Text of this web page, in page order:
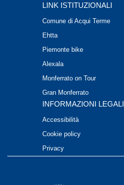
LINK ISTITUZIONALI
Comune di Acqui Terme
Ehtta
Piemonte bike
Alexala
Monferrato on Tour
Gran Monferrato
INFORMAZIONI LEGALI
Accessibilità
Cookie policy
Privacy